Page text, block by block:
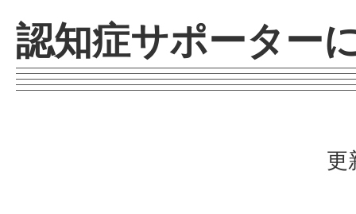
認知症サポーター
更